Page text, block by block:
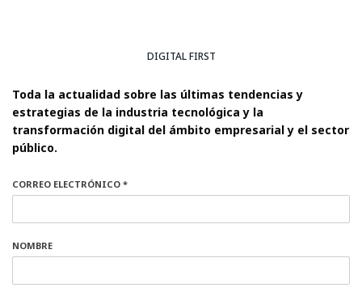
DIGITAL FIRST
Toda la actualidad sobre las últimas tendencias y
estrategias de la industria tecnológica y la
transformación digital del ámbito empresarial y el sector
público.
CORREO ELECTRÓNICO *
NOMBRE